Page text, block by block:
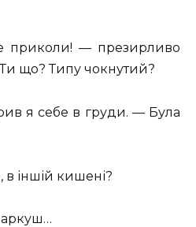
приколи! — презирливо
що? Типу чокнутий?
я себе в груди. — Була
іншій кишені?